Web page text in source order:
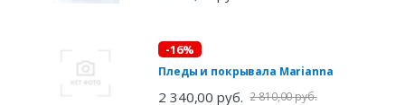
-16%
Пледы и покрывала Marianna
2 340,00 руб. 2 810,00 руб.